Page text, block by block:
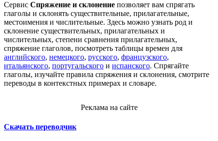
Сервис Спряжение и склонение позволяет вам спрягать
глаголы и склонять существительные, прилагательные,
местоимения и числительные. Здесь можно узнать род и
склонение существительных, прилагательных и
числительных, степени сравнения прилагательных,
спряжение глаголов, посмотреть таблицы времен для
английского, немецкого, русского, французского,
итальянского, португальского и испанского. Спрягайте
глаголы, изучайте правила спряжения и склонения, смотрите
переводы в контекстных примерах и словаре.
Реклама на сайте
Скачать переводчик